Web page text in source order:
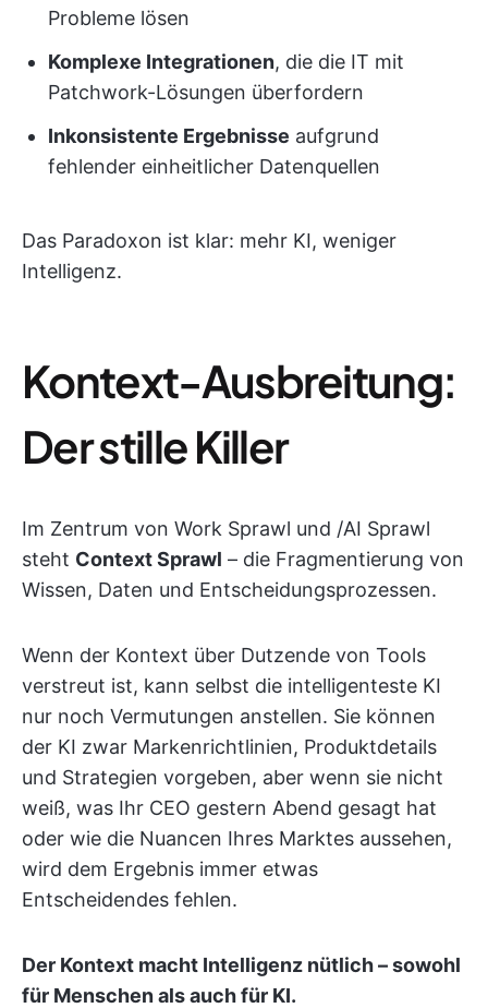
Probleme lösen
Komplexe Integrationen, die die IT mit
Patchwork-Lösungen überfordern
Inkonsistente Ergebnisse aufgrund
fehlender einheitlicher Datenquellen
Das Paradoxon ist klar: mehr KI, weniger
Intelligenz.
Kontext-Ausbreitung:
Der stille Killer
Im Zentrum von Work Sprawl und /AI Sprawl
steht Context Sprawl – die Fragmentierung von
Wissen, Daten und Entscheidungsprozessen.
Wenn der Kontext über Dutzende von Tools
verstreut ist, kann selbst die intelligenteste KI
nur noch Vermutungen anstellen. Sie können
der KI zwar Markenrichtlinien, Produktdetails
und Strategien vorgeben, aber wenn sie nicht
weiß, was Ihr CEO gestern Abend gesagt hat
oder wie die Nuancen Ihres Marktes aussehen,
wird dem Ergebnis immer etwas
Entscheidendes fehlen.
Der Kontext macht Intelligenz nütlich – sowohl
für Menschen als auch für KI.